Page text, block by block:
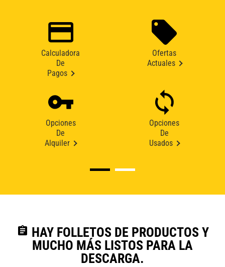
Calculadora
De
Pagos
Ofertas
Actuales
Opciones
De
Alquiler
Opciones
De
Usados
assignment HAY FOLLETOS DE PRODUCTOS Y
MUCHO MÁS LISTOS PARA LA
DESCARGA.